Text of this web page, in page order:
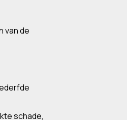
van de
schade,